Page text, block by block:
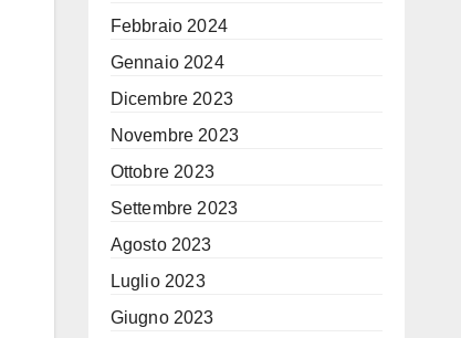
Febbraio 2024
Gennaio 2024
Dicembre 2023
Novembre 2023
Ottobre 2023
Settembre 2023
Agosto 2023
Luglio 2023
Giugno 2023